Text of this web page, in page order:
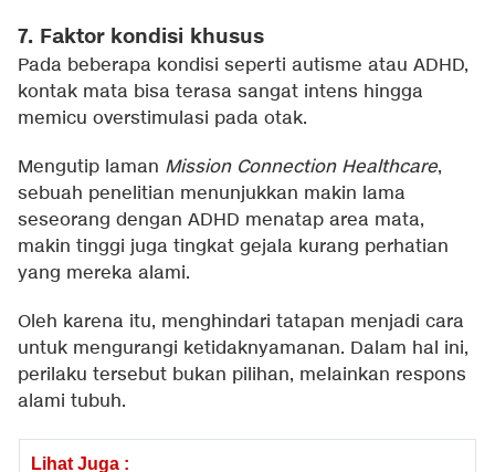
7. Faktor kondisi khusus
Pada beberapa kondisi seperti autisme atau ADHD,
kontak mata bisa terasa sangat intens hingga
memicu overstimulasi pada otak.
Mengutip laman Mission Connection Healthcare,
sebuah penelitian menunjukkan makin lama
seseorang dengan ADHD menatap area mata,
makin tinggi juga tingkat gejala kurang perhatian
yang mereka alami.
Oleh karena itu, menghindari tatapan menjadi cara
untuk mengurangi ketidaknyamanan. Dalam hal ini,
perilaku tersebut bukan pilihan, melainkan respons
alami tubuh.
Lihat Juga :